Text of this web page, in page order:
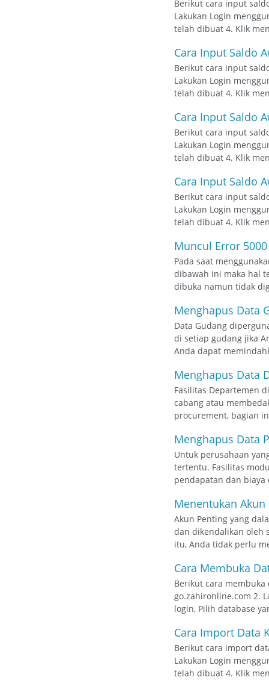
Berikut cara input
Lakukan Login
telah dibuat 4. Klik
Cara Input Saldo
Berikut cara input
Lakukan Login
telah dibuat 4. Klik
Cara Input Saldo
Berikut cara input
Lakukan Login
telah dibuat 4. Klik
Cara Input Saldo
Berikut cara input
Lakukan Login
telah dibuat 4. Klik
Muncul Error
Pada saat
dibawah ini maka hal
dibuka namun tidak
Menghapus Data
Data Gudang
di setiap gudang jika
Anda dapat
Menghapus Data
Fasilitas Departemen
cabang atau
procurement, bagian
Menghapus Data
Untuk perusahaan
tertentu. Fasilitas
pendapatan dan
Menentukan
Akun Penting yang
dan dikendalikan oleh
itu, Anda tidak perlu
Cara Membuka
Berikut cara
go.zahironline.com 2.
login, Pilih database
Cara Import Data
Berikut cara import
Lakukan Login
telah dibuat 4. Klik